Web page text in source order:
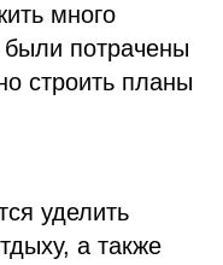
много
потрачены
строить планы
уделить
а также